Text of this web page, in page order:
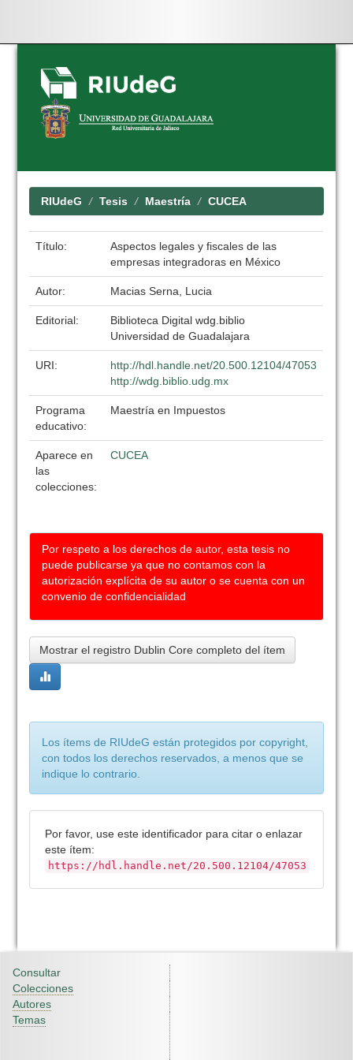
Skip
navigation
RIUdeG Tesis Maestría CUCEA
Título:
Aspectos legales y fiscales de las
empresas integradoras en México
Autor: Macias Serna, Lucia
Editorial:
Biblioteca Digital wdg.biblio
Universidad de Guadalajara
URI:
http://hdl.handle.net/20.500.12104/47053
http://wdg.biblio.udg.mx
Programa
educativo:
Maestría en Impuestos
Aparece en
las
colecciones:
CUCEA
Por respeto a los derechos de autor, esta tesis no
puede publicarse ya que no contamos con la
autorización explícita de su autor o se cuenta con un
convenio de confidencialidad
Mostrar el registro Dublin Core completo del ítem
Los ítems de RIUdeG están protegidos por copyright,
con todos los derechos reservados, a menos que se
indique lo contrario.
Por favor, use este identificador para citar o enlazar
este ítem:
https://hdl.handle.net/20.500.12104/47053
Consultar
Colecciones
Autores
Temas